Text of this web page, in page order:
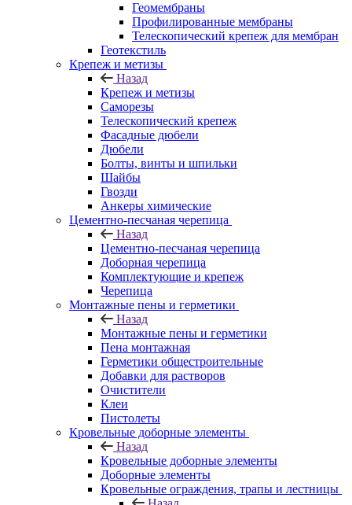
Геомембраны
Профилированные мембраны
Телескопический крепеж для мембран
Геотекстиль
Крепеж и метизы
Назад
Крепеж и метизы
Саморезы
Телескопический крепеж
Фасадные дюбели
Дюбели
Болты, винты и шпильки
Шайбы
Гвозди
Анкеры химические
Цементно-песчаная черепица
Назад
Цементно-песчаная черепица
Доборная черепица
Комплектующие и крепеж
Черепица
Монтажные пены и герметики
Назад
Монтажные пены и герметики
Пена монтажная
Герметики общестроительные
Добавки для растворов
Очистители
Клеи
Пистолеты
Кровельные доборные элементы
Назад
Кровельные доборные элементы
Доборные элементы
Кровельные ограждения, трапы и лестницы